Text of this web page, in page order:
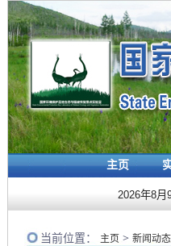
主页
2026年8月
当前位置： 主页 > 新闻动态